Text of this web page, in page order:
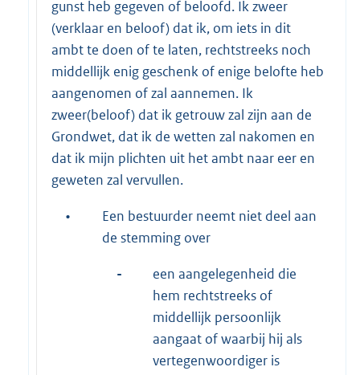
gunst heb gegeven of beloofd. Ik zweer
(verklaar en beloof) dat ik, om iets in dit
ambt te doen of te laten, rechtstreeks noch
middellijk enig geschenk of enige belofte heb
aangenomen of zal aannemen. Ik
zweer(beloof) dat ik getrouw zal zijn aan de
Grondwet, dat ik de wetten zal nakomen en
dat ik mijn plichten uit het ambt naar eer en
geweten zal vervullen.
•
Een bestuurder neemt niet deel aan
de stemming over
-
een aangelegenheid die
hem rechtstreeks of
middellijk persoonlijk
aangaat of waarbij hij als
vertegenwoordiger is